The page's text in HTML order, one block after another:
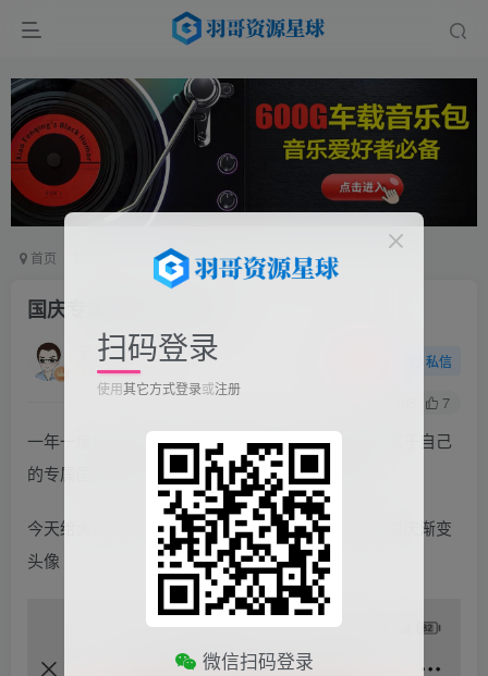
首页 手机软件 正文
国庆专属微信头像生成
羽哥
11个月前更新
私信
7
一年一度的国庆节马上又快到来了，如何快速生成属于自己
的专属国庆微信头像，是不少网友在关注的问题。
今天给大家分享一个好的工具：一键生成你的专属国庆渐变
头像
扫码登录
使用其它方式登录或注册
微信扫码登录